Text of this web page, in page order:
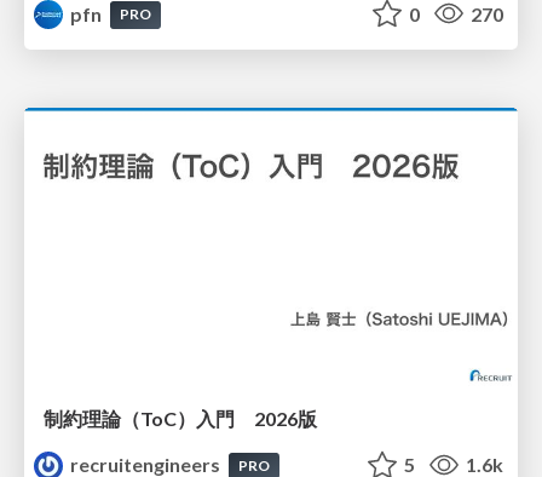
pfn
PRO 0 270
制約理論（ToC）入門 2026版
recruitengineers
PRO 5 1.6k